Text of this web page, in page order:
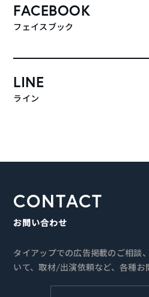
FACEBOOK
フェイスブック
LINE
ライン
CONTACT
お問い合わせ
タイアップでの広告掲載のご相談
いて、取材/出演依頼など、各種お